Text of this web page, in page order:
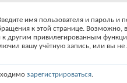
имя пользователя и пароль и
к этой странице. Возможно,
другим привилегированным
вашу учётную запись, или вы не
зарегистрироваться.